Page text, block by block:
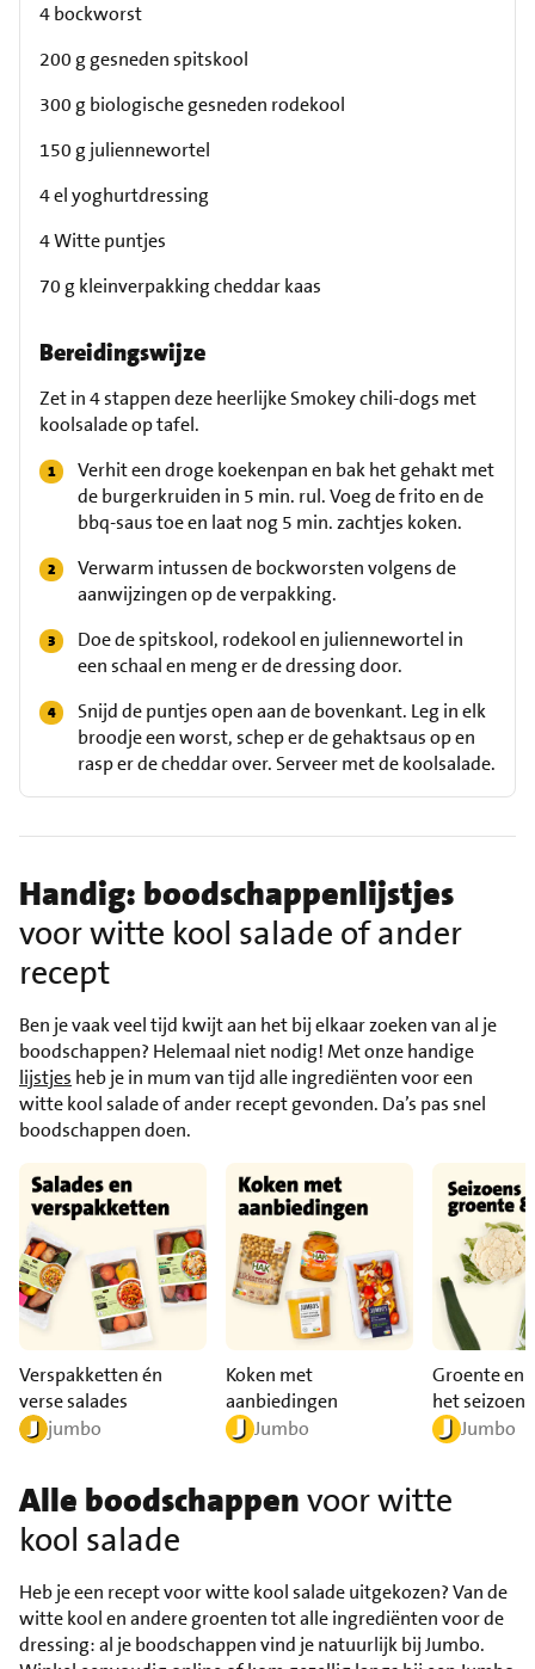
4 bockworst
200 g gesneden spitskool
300 g biologische gesneden rodekool
150 g juliennewortel
4 el yoghurtdressing
4 Witte puntjes
70 g kleinverpakking cheddar kaas
Bereidingswijze
Zet in 4 stappen deze heerlijke Smokey chili-dogs met
koolsalade op tafel.
Verhit een droge koekenpan en bak het gehakt met
de burgerkruiden in 5 min. rul. Voeg de frito en de
bbq-saus toe en laat nog 5 min. zachtjes koken.
Verwarm intussen de bockworsten volgens de
aanwijzingen op de verpakking.
Doe de spitskool, rodekool en juliennewortel in
een schaal en meng er de dressing door.
Snijd de puntjes open aan de bovenkant. Leg in elk
broodje een worst, schep er de gehaktsaus op en
rasp er de cheddar over. Serveer met de koolsalade.
Handig: boodschappenlijstjes
voor witte kool salade of ander
recept
Ben je vaak veel tijd kwijt aan het bij elkaar zoeken van al je
boodschappen? Helemaal niet nodig! Met onze handige
lijstjes heb je in mum van tijd alle ingrediënten voor een
witte kool salade of ander recept gevonden. Da’s pas snel
boodschappen doen.
Verspakketten én
verse salades
jumbo
Koken met
aanbiedingen
Jumbo
Groente en
het seizoen
Jumbo
Alle boodschappenvoor witte
kool salade
Heb je een recept voor witte kool salade uitgekozen? Van de
witte kool en andere groenten tot alle ingrediënten voor de
dressing: al je boodschappen vind je natuurlijk bij Jumbo.